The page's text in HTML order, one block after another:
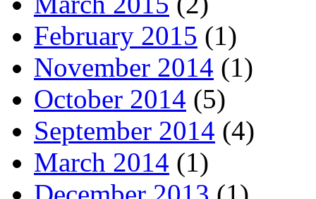
February 2015 (1)
November 2014 (1)
October 2014 (5)
September 2014 (4)
March 2014 (1)